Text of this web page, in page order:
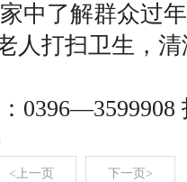
中了解群众过
人打扫卫生，
0396—3599908
<上一页 下一页>